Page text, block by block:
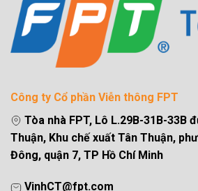
Công ty Cổ phần Viễn thông FPT
Tòa nhà FPT, Lô L.29B-31B-33B
Thuận, Khu chế xuất Tân Thuận,
Đông, quận 7, TP Hồ Chí Minh
VinhCT@fpt.com